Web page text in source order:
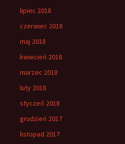
lipiec 2018
czerwiec 2018
maj 2018
kwiecień 2018
marzec 2018
luty 2018
styczeń 2018
grudzień 2017
listopad 2017